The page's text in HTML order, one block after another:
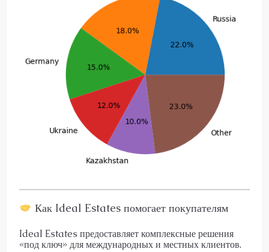
Как Ideal Estates помогает покупателям
Ideal Estates предоставляет комплексные решения
«под ключ» для международных и местных клиентов.